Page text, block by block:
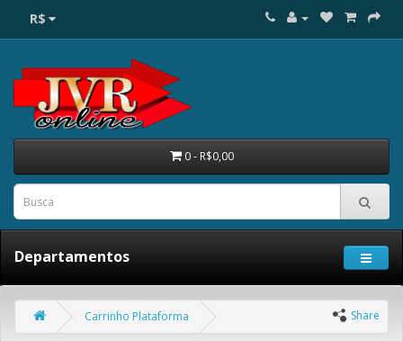
R$
0 - R$0,00
Departamentos
Share
Carrinho Plataforma